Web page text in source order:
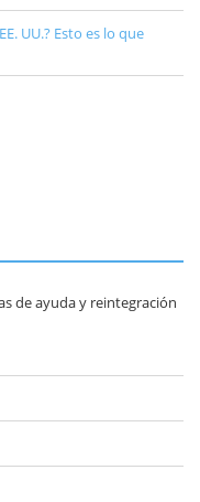
UU.? Esto es lo que
de ayuda y reintegración